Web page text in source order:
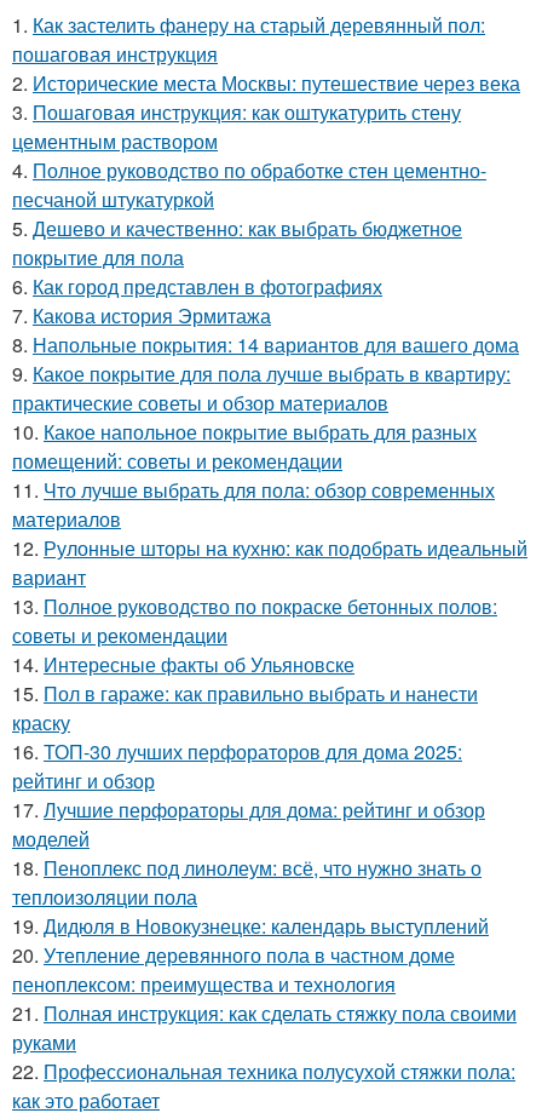
1. Как застелить фанеру на старый деревянный пол:
пошаговая инструкция
2. Исторические места Москвы: путешествие через века
3. Пошаговая инструкция: как оштукатурить стену
цементным раствором
4. Полное руководство по обработке стен цементно-
песчаной штукатуркой
5. Дешево и качественно: как выбрать бюджетное
покрытие для пола
6. Как город представлен в фотографиях
7. Какова история Эрмитажа
8. Напольные покрытия: 14 вариантов для вашего дома
9. Какое покрытие для пола лучше выбрать в квартиру:
практические советы и обзор материалов
10. Какое напольное покрытие выбрать для разных
помещений: советы и рекомендации
11. Что лучше выбрать для пола: обзор современных
материалов
12. Рулонные шторы на кухню: как подобрать идеальный
вариант
13. Полное руководство по покраске бетонных полов:
советы и рекомендации
14. Интересные факты об Ульяновске
15. Пол в гараже: как правильно выбрать и нанести
краску
16. ТОП-30 лучших перфораторов для дома 2025:
рейтинг и обзор
17. Лучшие перфораторы для дома: рейтинг и обзор
моделей
18. Пеноплекс под линолеум: всё, что нужно знать о
теплоизоляции пола
19. Дидюля в Новокузнецке: календарь выступлений
20. Утепление деревянного пола в частном доме
пеноплексом: преимущества и технология
21. Полная инструкция: как сделать стяжку пола своими
руками
22. Профессиональная техника полусухой стяжки пола:
как это работает